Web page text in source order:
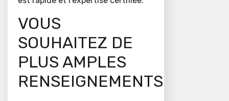
VOUS
SOUHAITEZ DE
PLUS AMPLES
RENSEIGNEMENTS